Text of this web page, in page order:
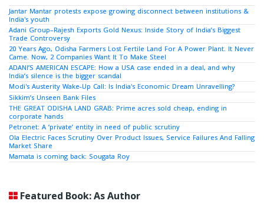
Jantar Mantar protests expose growing disconnect between institutions &
India's youth
Adani Group–Rajesh Exports Gold Nexus: Inside Story of India’s Biggest
Trade Controversy
20 Years Ago, Odisha Farmers Lost Fertile Land For A Power Plant. It Never
Came. Now, 2 Companies Want It To Make Steel
ADANI’S AMERICAN ESCAPE: How a USA case ended in a deal, and why
India’s silence is the bigger scandal
Modi's Austerity Wake-Up Call: Is India's Economic Dream Unravelling?
Sikkim’s Unseen Bank Files
THE GREAT ODISHA LAND GRAB: Prime acres sold cheap, ending in
corporate hands
Petronet: A ‘private’ entity in need of public scrutiny
Ola Electric Faces Scrutiny Over Product Issues, Service Failures And Falling
Market Share
Mamata is coming back: Sougata Roy
Featured Book: As Author